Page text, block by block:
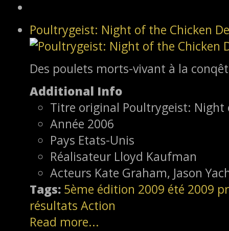
Poultrygeist: Night of the Chicken
Des poulets morts-vivant à la
Additional Info
Titre original Poultrygeist: Night
Année 2006
Pays Etats-Unis
Réalisateur Lloyd Kaufman
Acteurs Kate Graham, Jason
Tags: 5ème édition 2009 été 2009
résultats Action
Read more...